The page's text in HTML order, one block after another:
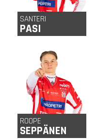
SANTERI
PASI
Lappeenranta
ROOPE
SEPPÄNEN